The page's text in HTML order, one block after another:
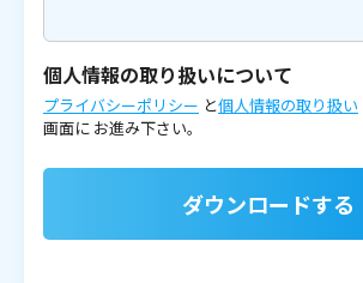
個人情報の取り扱いについて
プライバシーポリシー と個人情報の取り扱い
画面に お進み下さい。
ダウンロードする